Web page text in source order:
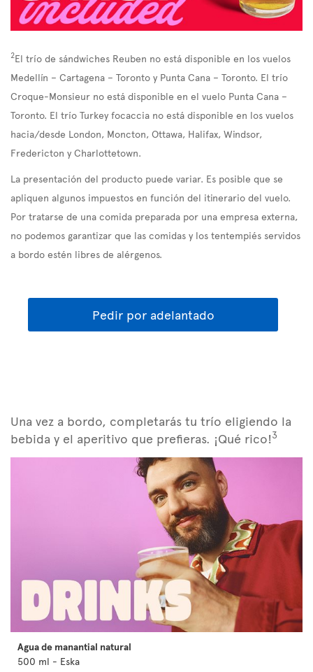
2El trío de sándwiches Reuben no está disponible en los vuelos
Medellín – Cartagena – Toronto y Punta Cana – Toronto. El trío
Croque-Monsieur no está disponible en el vuelo Punta Cana –
Toronto. El trío Turkey focaccia no está disponible en los vuelos
hacia/desde London, Moncton, Ottawa, Halifax, Windsor,
Fredericton y Charlottetown.
La presentación del producto puede variar. Es posible que se
apliquen algunos impuestos en función del itinerario del vuelo.
Por tratarse de una comida preparada por una empresa externa,
no podemos garantizar que las comidas y los tentempiés servidos
a bordo estén libres de alérgenos.
Pedir por adelantado
Una vez a bordo, completarás tu trío eligiendo la
bebida y el aperitivo que prefieras. ¡Qué rico!3
Agua de manantial natural
500 ml - Eska